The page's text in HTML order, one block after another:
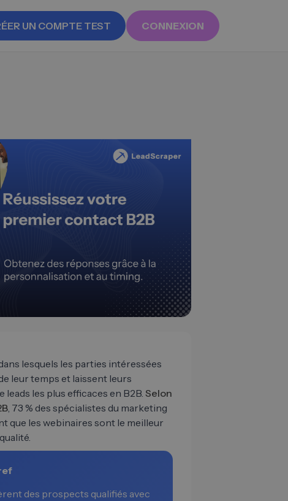
UN COMPTE TEST CONNEXION
lesquels les parties intéressées
leur temps et laissent leurs
leads les plus efficaces en B2B. Selon
, 73 % des spécialistes du marketing
que les webinaires sont le meilleur
des prospects qualifiés avec